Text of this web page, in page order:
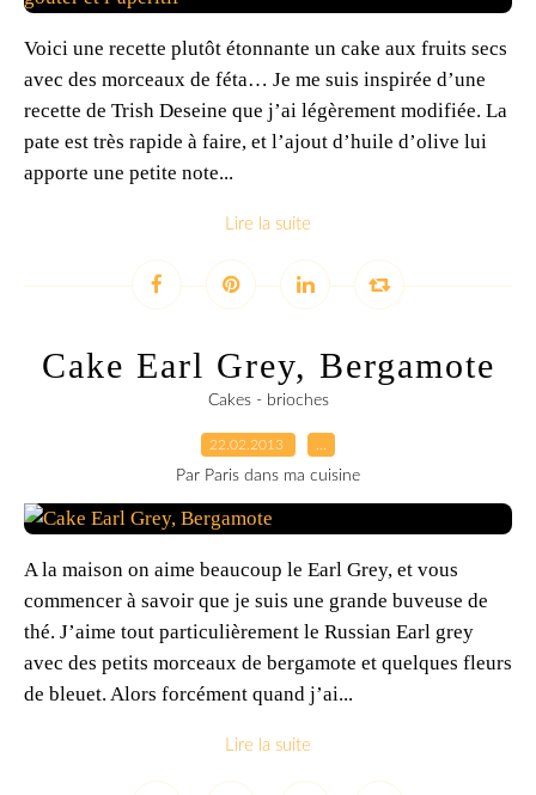
Voici une recette plutôt étonnante un cake aux fruits secs
avec des morceaux de féta… Je me suis inspirée d’une
recette de Trish Deseine que j’ai légèrement modifiée. La
pate est très rapide à faire, et l’ajout d’huile d’olive lui
apporte une petite note...
Lire la suite
Cake Earl Grey, Bergamote
Cakes - brioches
22.02.2013
Par Paris dans ma cuisine
A la maison on aime beaucoup le Earl Grey, et vous
commencer à savoir que je suis une grande buveuse de
thé. J’aime tout particulièrement le Russian Earl grey
avec des petits morceaux de bergamote et quelques fleurs
de bleuet. Alors forcément quand j’ai...
Lire la suite